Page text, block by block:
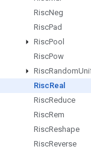
RiscNeg
RiscPad
RiscPool
RiscPow
RiscRandom
RiscReal
RiscReduce
RiscRem
RiscReshape
RiscReverse